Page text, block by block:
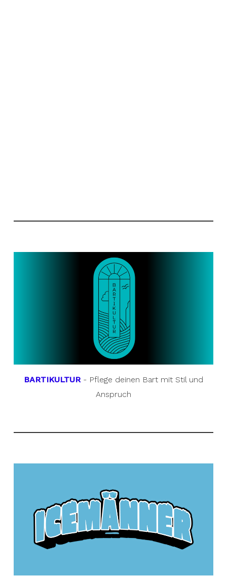
BARTIKULTUR- Pflege deinen Bart mit Stil und
Anspruch